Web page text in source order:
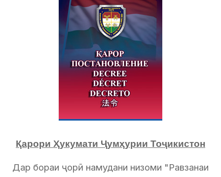
Қарори Ҳукумати Ҷумҳурии Тоҷикистон
Дар бораи ҷорӣ намудани низоми "Равзанаи